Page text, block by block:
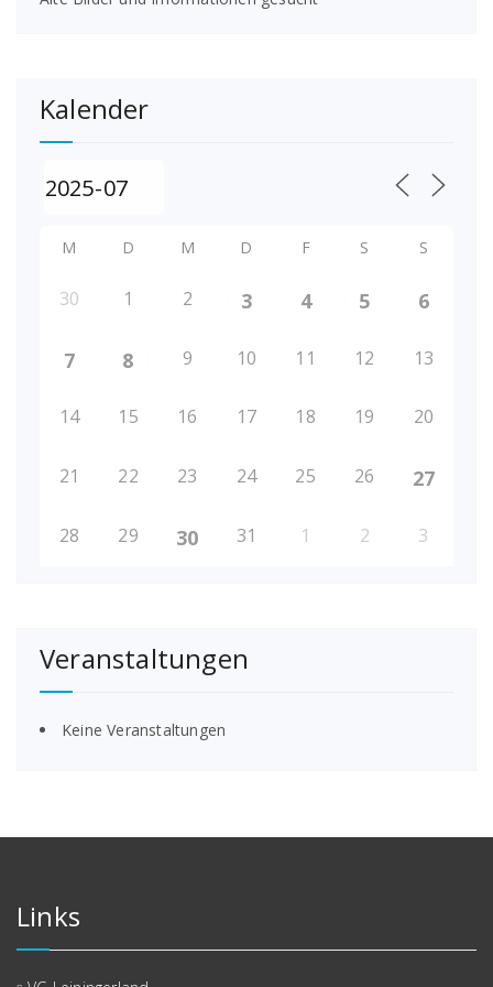
Kalender
M D M D F S S
30 1 2 3 4 5 6
7 8 9 10 11 12 13
14 15 16 17 18 19 20
21 22 23 24 25 26 27
28 29 30 31 1 2 3
Veranstaltungen
Keine Veranstaltungen
Links